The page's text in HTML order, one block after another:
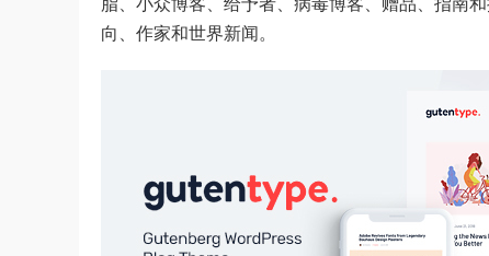
向、作家和世界新闻。